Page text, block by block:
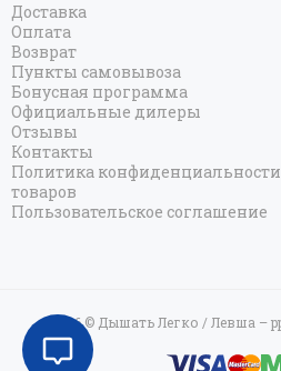
Доставка
Оплата
Возврат
Пункты самовывоза
Бонусная программа
Официальные дилеры
Отзывы
Контакты
Политика
товаров
Пользовательское соглашение
2026 © Дышать Легко / Левша –